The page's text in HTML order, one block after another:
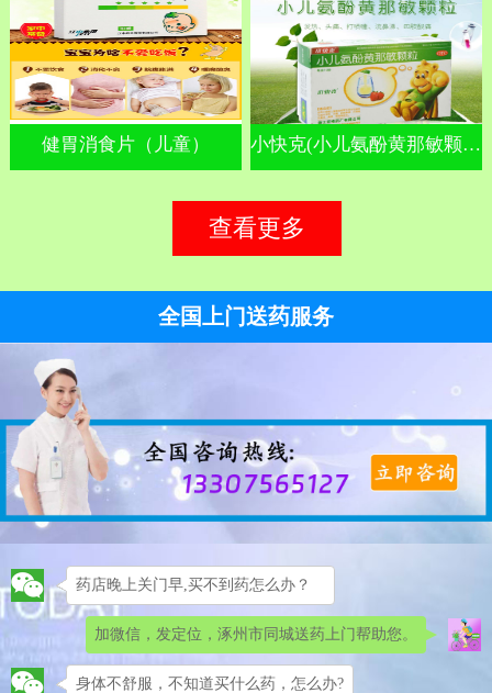
健胃消食片（儿童） 小快克(小儿氨酚黄那敏颗粒)
查看更多
全国上门送药服务
药店晚上关门早,买不到药怎么办？
加微信，发定位，涿州市同城送药上门帮助您。
身体不舒服，不知道买什么药，怎么办?